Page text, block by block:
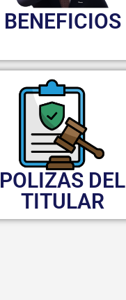
BENEFICIOS
POLIZAS DEL
TITULAR